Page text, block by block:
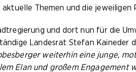
Themen und die
und dort nun für die
Landesrat Stefan
weiterhin eine junge,
Elan und großem Engagement